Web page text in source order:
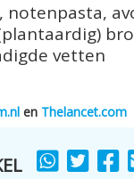
notenpasta,
vetten
en Thelancet.com
SHARE SHARE